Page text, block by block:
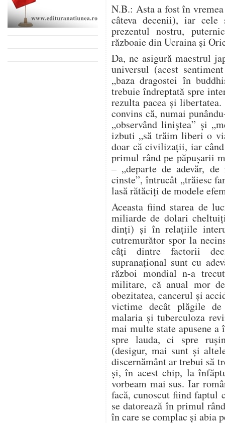
N.B.: Asta a fost în
câteva decenii), iar
prezentul nostru,
războaie din Ucraina și
Da, ne asigură maestrul
universul (acest
„baza dragostei în
trebuie îndreptată spre
rezulta pacea și
convins că, numai
„observând liniștea” și
izbuti „să trăim liberi o
doar că civilizații, iar
primul rând pe păpușarii
– „departe de adevăr,
cinste”, întrucât „trăiesc
lasă rătăciți de modele
Aceasta fiind starea de
miliarde de dolari
dinți) și în relațiile
cutremurător spor la
câți dintre factorii
supranațional sunt cu
război mondial n-a
militare, că anual mor
obezitatea, cancerul și
victime decât plăgile
malaria și tuberculoza
mai multe state apusene
spre lauda, ci spre
(desigur, mai sunt și
discernământ ar trebui să
și, în acest chip, la
vorbeam mai sus. Iar
facă, cunoscut fiind faptul
se datorează în primul
în care se complac și abia